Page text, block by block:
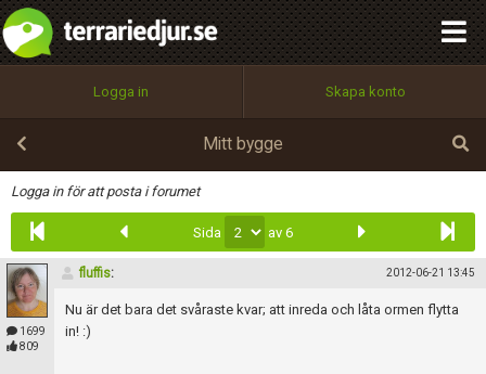
Logga in Skapa konto
Mitt bygge
Logga in för att posta i forumet
Sida av 6
1699
809
fluffis: 2012-06-21 13:45
Nu är det bara det svåraste kvar; att inreda och låta ormen flytta
in! :)
Infoga
Utför
100%
OK
integritetspolicy
Namn:
Epost:
Användarnamn:
Lösenord:
Begär nytt lösenord
Tillbaka till förstasidan